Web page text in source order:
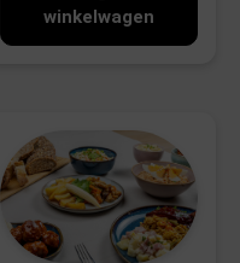
winkelwagen